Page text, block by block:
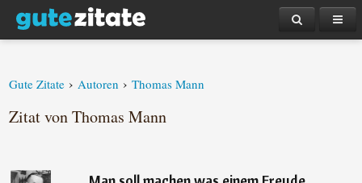
Gute Zitate › Autoren › Thomas Mann
Zitat von Thomas Mann